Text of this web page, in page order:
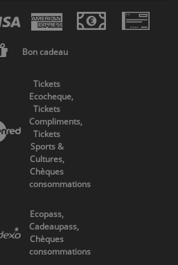
Bon cadeau
Tickets
Ecocheque,
Tickets
Compliments,
Tickets
Sports &
Cultures,
Chèques
consommations
Ecopass,
Cadeaupass,
Chèques
consommations